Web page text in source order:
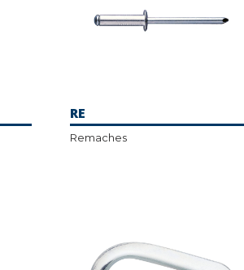
RE
Remaches